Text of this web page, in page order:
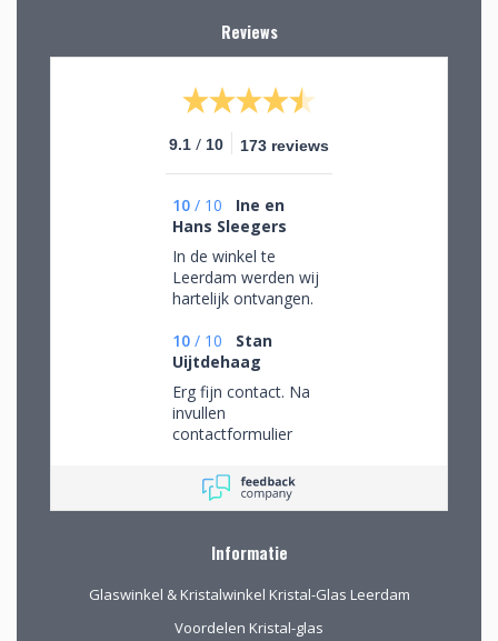
Reviews
9.1 / 10 173 reviews
10 / 10
Ine en
Hans Sleegers
In de winkel te
Leerdam werden wij
hartelijk ontvangen.
rondkijken om alle
aanwezige pracht te
bewonderen en
mede op advies tot
de juiste keuzes te
komen. Omdat we
werd de aangeboden
kop koffie zeer
10 / 10
Stan
Uijtdehaag
Erg fijn contact. Na
invullen
contactformulier
persoonlijke wensen
besproken. Afspraak
gemaakt om in de
bekijken en de
(uitgebreid graveren)
vorm te geven.
Informatie
Glaswinkel & Kristalwinkel Kristal-Glas Leerdam
Voordelen Kristal-glas